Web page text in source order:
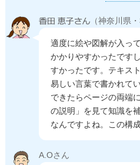
（神奈川県・
適度に絵や図解が入っ
かかりやすかったです
すかったです。テキス
易しい言葉で書かれて
できたらページの両端
の説明」を見て知識を
なんですよね。この構
A.Oさん